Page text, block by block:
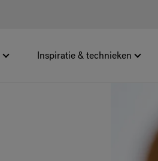
Inspiratie & technieken